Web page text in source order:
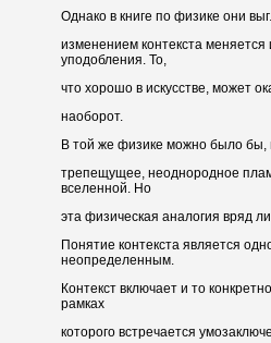
Однако в книге по физике они
изменением контекста
уподобления. То,
что хорошо в искусстве, может
наоборот.
В той же физике можно было бы,
трепещущее, неоднородное
вселенной. Но
эта физическая аналогия вряд
Понятие контекста является
неопределенным.
Контекст включает и то
рамках
которого встречается